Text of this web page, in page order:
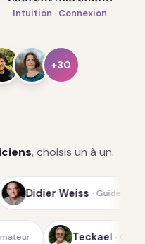
Intuition · Connexion
+30
, choisis un à un.
· Guide spirituel de la…
Caron · Formateur